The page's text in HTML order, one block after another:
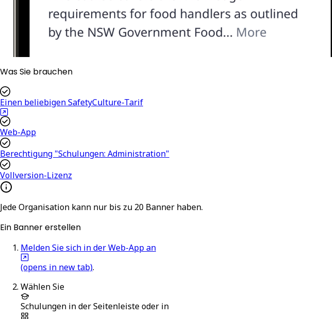
Was Sie brauchen
Einen beliebigen SafetyCulture-Tarif
Web-App
Berechtigung "Schulungen: Administration"
Vollversion-Lizenz
Jede Organisation kann nur bis zu 20 Banner haben.
Ein Banner erstellen
Melden Sie sich in der Web-App an
(opens in new tab).
Wählen Sie
Schulungen in der Seitenleiste oder in